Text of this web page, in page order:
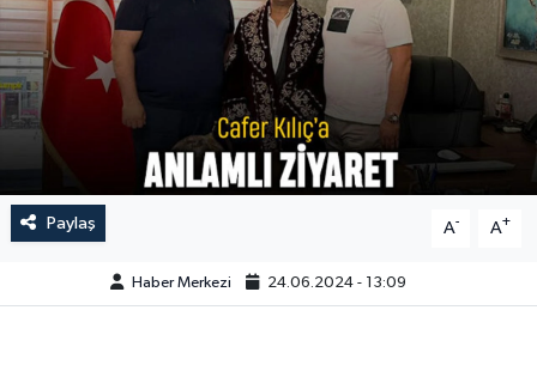
Paylaş A- A+
Haber Merkezi 24.06.2024 - 13:09